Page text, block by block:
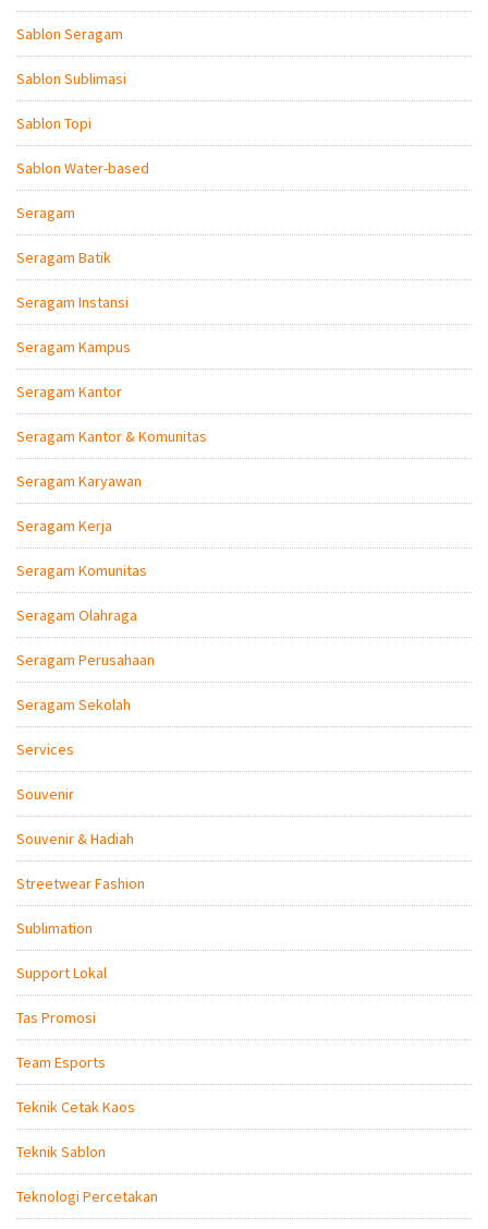
Sablon Seragam
Sablon Sublimasi
Sablon Topi
Sablon Water-based
Seragam
Seragam Batik
Seragam Instansi
Seragam Kampus
Seragam Kantor
Seragam Kantor & Komunitas
Seragam Karyawan
Seragam Kerja
Seragam Komunitas
Seragam Olahraga
Seragam Perusahaan
Seragam Sekolah
Services
Souvenir
Souvenir & Hadiah
Streetwear Fashion
Sublimation
Support Lokal
Tas Promosi
Team Esports
Teknik Cetak Kaos
Teknik Sablon
Teknologi Percetakan